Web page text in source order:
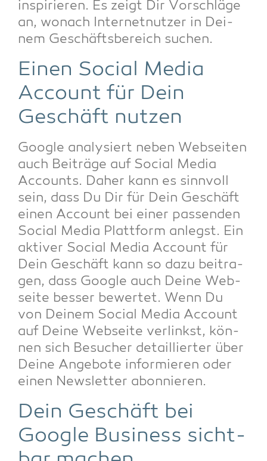
inspi­rie­ren. Es zeigt Dir Vor­schlä­ge
an, wonach Inter­net­nut­zer in Dei­
nem Geschäfts­be­reich suchen.
Einen Social Media
Account für Dein
Geschäft nutzen
Goog­le ana­ly­siert neben Web­sei­ten
auch Bei­trä­ge auf Social Media
Accounts. Daher kann es sinn­voll
sein, dass Du Dir für Dein Geschäft
einen Account bei einer pas­sen­den
Social Media Platt­form anlegst. Ein
akti­ver Social Media Account für
Dein Geschäft kann so dazu bei­tra­
gen, dass Goog­le auch Dei­ne Web­
sei­te bes­ser bewer­tet. Wenn Du
von Dei­nem Social Media Account
auf Dei­ne Web­sei­te ver­linkst, kön­
nen sich Besu­cher detail­lier­ter über
Dei­ne Ange­bo­te infor­mie­ren oder
einen News­let­ter abonnieren.
Dein Geschäft bei
Goog­le Busi­ness sicht­